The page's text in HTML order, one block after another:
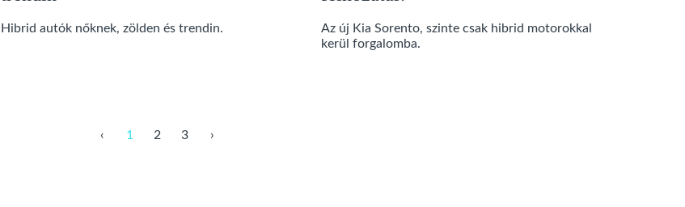
Hibrid autók nőknek, zölden és trendin.
Az új Kia Sorento, szinte csak hibrid motorokkal
kerül forgalomba.
‹ 1 2 3 ›